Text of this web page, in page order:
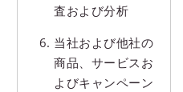
査および分析
当社および他社の
商品、サービスお
よびキャンペーン